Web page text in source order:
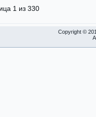
1 из 330
Copyright ©